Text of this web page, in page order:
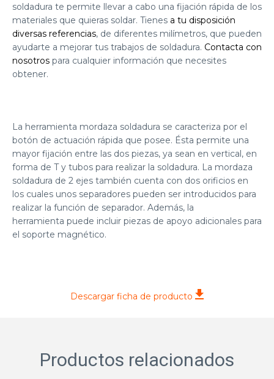
soldadura te permite llevar a cabo una fijación rápida de los
materiales que quieras soldar. Tienes a tu disposición
diversas referencias, de diferentes milímetros, que pueden
ayudarte a mejorar tus trabajos de soldadura. Contacta con
nosotros para cualquier información que necesites
obtener.
La herramienta mordaza soldadura se caracteriza por el
botón de actuación rápida que posee. Ésta permite una
mayor fijación entre las dos piezas, ya sean en vertical, en
forma de T y tubos para realizar la soldadura. La mordaza
soldadura de 2 ejes también cuenta con dos orificios en
los cuales unos separadores pueden ser introducidos para
realizar la función de separador. Además, la
herramienta puede incluir piezas de apoyo adicionales para
el soporte magnético.
Descargar ficha de producto
Productos relacionados